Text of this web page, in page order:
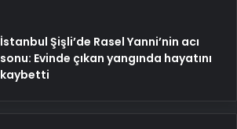
İstanbul Şişli’de Rasel Yanni’nin acı
sonu: Evinde çıkan yangında hayatını
kaybetti